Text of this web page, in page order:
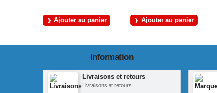
Ajouter au panier Ajouter au panier
Information
Livraisons et retours
Livraisons et retours